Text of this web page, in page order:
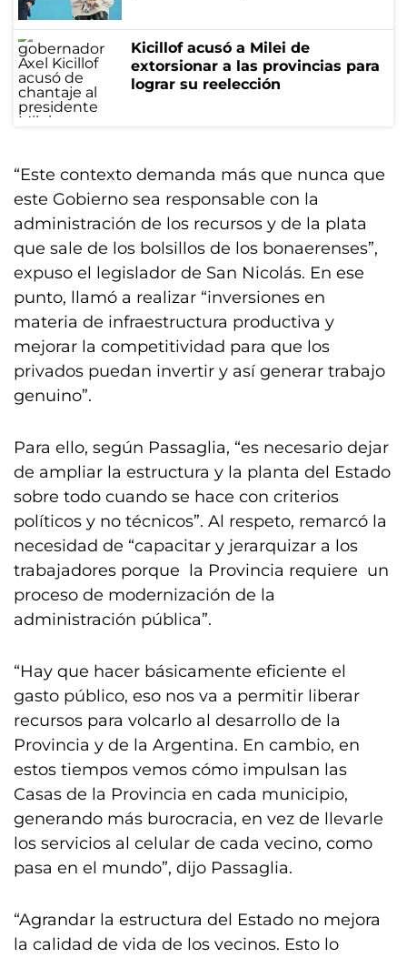
Kicillof acusó a Milei de
extorsionar a las provincias para
lograr su reelección
“Este contexto demanda más que nunca que
este Gobierno sea responsable con la
administración de los recursos y de la plata
que sale de los bolsillos de los bonaerenses”,
expuso el legislador de San Nicolás. En ese
punto, llamó a realizar “inversiones en
materia de infraestructura productiva y
mejorar la competitividad para que los
privados puedan invertir y así generar trabajo
genuino”.
Para ello, según Passaglia, “es necesario dejar
de ampliar la estructura y la planta del Estado
sobre todo cuando se hace con criterios
políticos y no técnicos”. Al respeto, remarcó la
necesidad de “capacitar y jerarquizar a los
trabajadores porque la Provincia requiere un
proceso de modernización de la
administración pública”.
“Hay que hacer básicamente eficiente el
gasto público, eso nos va a permitir liberar
recursos para volcarlo al desarrollo de la
Provincia y de la Argentina. En cambio, en
estos tiempos vemos cómo impulsan las
Casas de la Provincia en cada municipio,
generando más burocracia, en vez de llevarle
los servicios al celular de cada vecino, como
pasa en el mundo”, dijo Passaglia.
“Agrandar la estructura del Estado no mejora
la calidad de vida de los vecinos. Esto lo